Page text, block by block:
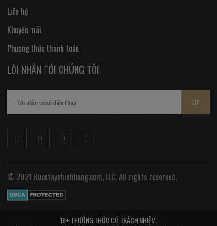
Liên hệ
Khuyến mãi
Phương thức thanh toán
LỜI NHẮN TỚI CHÚNG TÔI
GỬI
© 2021 Ruoutaychinhhang.com, LLC. All rights reserved.
18+ THƯỞNG THỨC CÓ TRÁCH NHIỆM.